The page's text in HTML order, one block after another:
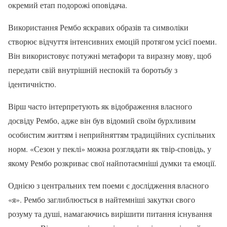
окремий етап подорожі оповідача.
Використання Рембо яскравих образів та символіки
створює відчуття інтенсивних емоцій протягом усієї поеми.
Він використовує потужні метафори та виразну мову, щоб
передати свій внутрішній неспокій та боротьбу з
ідентичністю.
Вірш часто інтерпретують як відображення власного
досвіду Рембо, адже він був відомий своїм бурхливим
особистим життям і неприйняттям традиційних суспільних
норм. «Сезон у пеклі» можна розглядати як твір-сповідь, у
якому Рембо розкриває свої найпотаємніші думки та емоції.
Однією з центральних тем поеми є дослідження власного
«я». Рембо заглиблюється в найтемніші закутки свого
розуму та душі, намагаючись вирішити питання існування